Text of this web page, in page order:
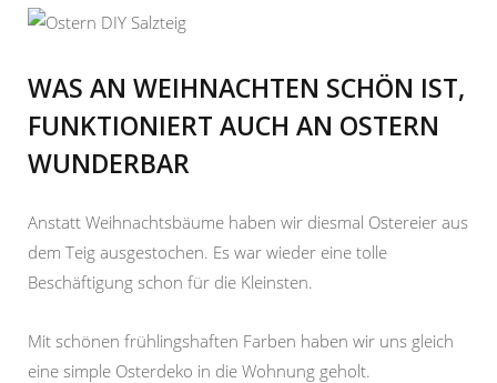
WAS AN WEIHNACHTEN SCHÖN IST,
FUNKTIONIERT AUCH AN OSTERN
WUNDERBAR
Anstatt Weihnachtsbäume haben wir diesmal Ostereier aus
dem Teig ausgestochen. Es war wieder eine tolle
Beschäftigung schon für die Kleinsten.
Mit schönen frühlingshaften Farben haben wir uns gleich
eine simple Osterdeko in die Wohnung geholt.